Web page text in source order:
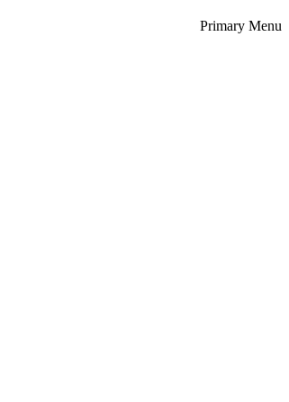
Primary Menu